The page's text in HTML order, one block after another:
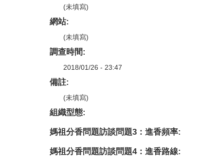
(未填寫)
網站:
(未填寫)
調查時間:
2018/01/26 - 23:47
備註:
(未填寫)
組織型態:
媽祖分香問題訪談問題3：進香頻率:
媽祖分香問題訪談問題4：進香路線: